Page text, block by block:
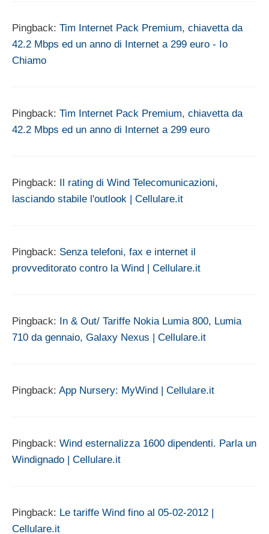
Pingback: Tim Internet Pack Premium, chiavetta da
42.2 Mbps ed un anno di Internet a 299 euro - Io
Chiamo
Pingback: Tim Internet Pack Premium, chiavetta da
42.2 Mbps ed un anno di Internet a 299 euro
Pingback:
Il rating di Wind Telecomunicazioni,
lasciando stabile l'outlook | Cellulare.it
Pingback: Senza telefoni, fax e internet il
provveditorato contro la Wind | Cellulare.it
Pingback:
In & Out/ Tariffe Nokia Lumia 800, Lumia
710 da gennaio, Galaxy Nexus | Cellulare.it
Pingback: App Nursery: MyWind | Cellulare.it
Pingback: Wind esternalizza 1600 dipendenti. Parla un
Windignado | Cellulare.it
Pingback: Le tariffe Wind fino al 05-02-2012 |
Cellulare.it